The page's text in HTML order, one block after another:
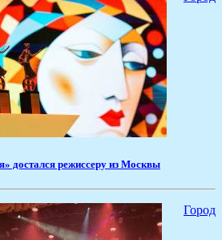
достался режиссеру из Москвы
Город